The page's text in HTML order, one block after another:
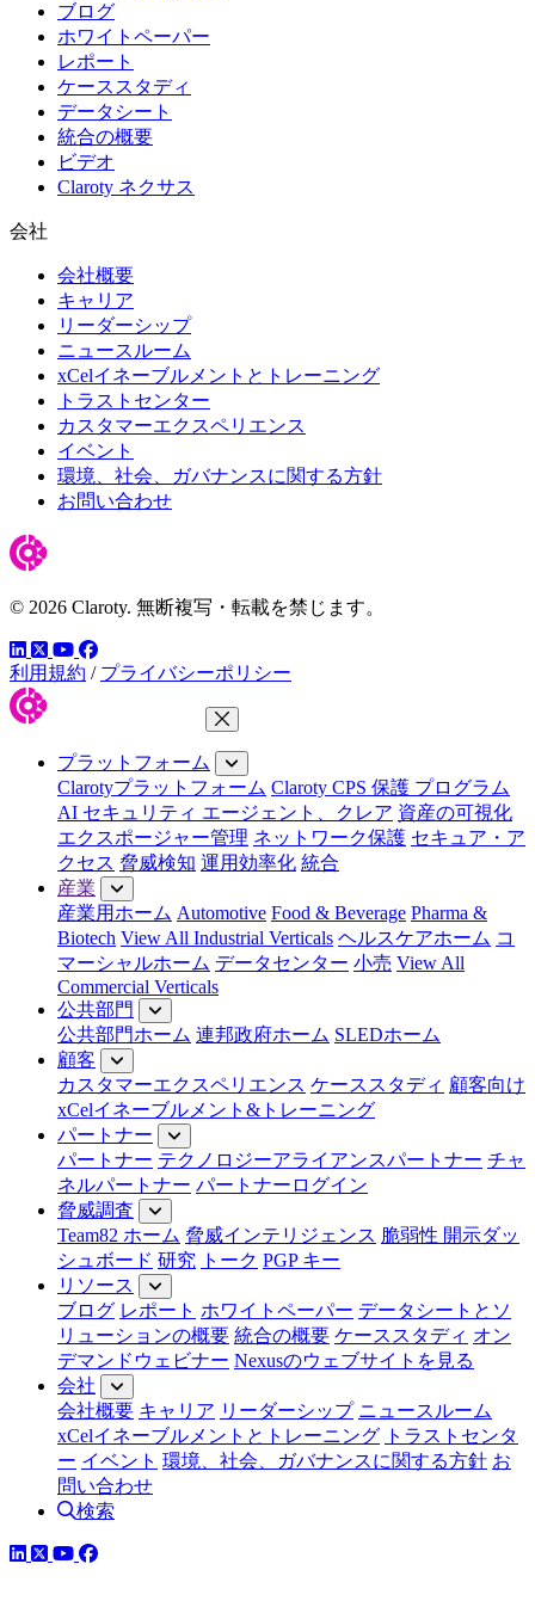
ブログ
ホワイトペーパー
レポート
ケーススタディ
データシート
統合の概要
ビデオ
Claroty ネクサス
会社
会社概要
キャリア
リーダーシップ
ニュースルーム
xCelイネーブルメントとトレーニング
トラストセンター
カスタマーエクスペリエンス
イベント
環境、社会、ガバナンスに関する方針
お問い合わせ
© 2026 Claroty. 無断複写・転載を禁じます。
LinkedIn
ツイッター
YouTube
Facebook
利用規約 / プライバシーポリシー
メニューを閉じる
プラットフォーム
Clarotyプラットフォーム Claroty CPS 保護 プログラム
AI セキュリティ エージェント、クレア 資産の可視化
エクスポージャー管理 ネットワーク保護 セキュア・ア
クセス 脅威検知 運用効率化 統合
産業
産業用ホーム Automotive Food & Beverage Pharma &
Biotech View All Industrial Verticals ヘルスケアホーム コ
マーシャルホーム データセンター 小売 View All
Commercial Verticals
公共部門
公共部門ホーム 連邦政府ホーム SLEDホーム
顧客
カスタマーエクスペリエンス ケーススタディ 顧客向け
xCelイネーブルメント&トレーニング
パートナー
パートナー テクノロジーアライアンスパートナー チャ
ネルパートナー パートナーログイン
脅威調査
Team82 ホーム 脅威インテリジェンス 脆弱性 開示ダッ
シュボード 研究 トーク PGP キー
リソース
ブログ レポート ホワイトペーパー データシートとソ
リューションの概要 統合の概要 ケーススタディ オン
デマンドウェビナー Nexusのウェブサイトを見る
会社
会社概要 キャリア リーダーシップ ニュースルーム
xCelイネーブルメントとトレーニング トラストセンタ
ー イベント 環境、社会、ガバナンスに関する方針 お
問い合わせ
検索
LinkedIn
ツイッター
YouTube
Facebook